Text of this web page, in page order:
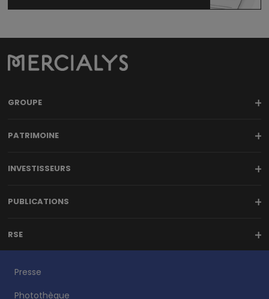
GROUPE
PATRIMOINE
INVESTISSEURS
PUBLICATIONS
RSE
Presse
Photothèque